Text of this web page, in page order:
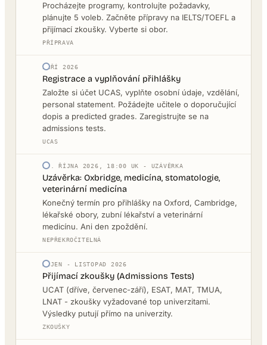
Procházejte programy, kontrolujte požadavky,
plánujte 5 voleb. Začněte přípravy na IELTS/TOEFL a
přijímací zkoušky. Vyberte si obor.
PŘÍPRAVA
ZÁŘÍ 2026
Registrace a vyplňování přihlášky
Založte si účet UCAS, vyplňte osobní údaje, vzdělání,
personal statement. Požádejte učitele o doporučující
dopis a predicted grades. Zaregistrujte se na
admissions tests.
UCAS
15. ŘÍJNA 2026, 18:00 UK - UZÁVĚRKA
Uzávěrka: Oxbridge, medicína, stomatologie,
veterinární medicína
Konečný termín pro přihlášky na Oxford, Cambridge,
lékařské obory, zubní lékařství a veterinární
medicínu. Ani den zpoždění.
NEPŘEKROČITELNÁ
ŘÍJEN - LISTOPAD 2026
Přijímací zkoušky (Admissions Tests)
UCAT (dříve, červenec-září), ESAT, MAT, TMUA,
LNAT - zkoušky vyžadované top univerzitami.
Výsledky putují přímo na univerzity.
ZKOUŠKY